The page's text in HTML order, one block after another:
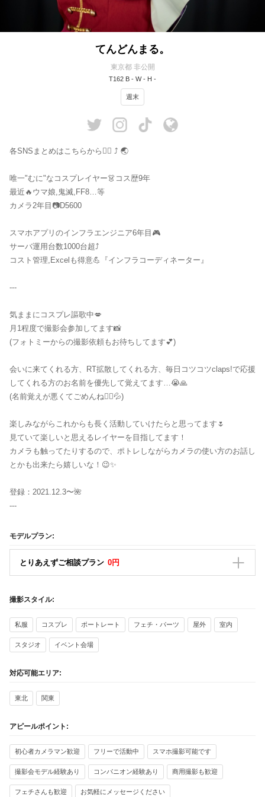
てんどんまる。
東京都 非公開
T162 B - W - H -
週末
各SNSまとめはこちらから💁‍♀️ ⤴︎ 🌏
唯一"むに"なコスプレイヤー👗コス歴9年
最近🔥ウマ娘,鬼滅,FF8…等
カメラ2年目📷D5600
スマホアプリのインフラエンジニア6年目🎮
サーバ運用台数1000台超⤴︎
コスト管理,Excelも得意💪『インフラコーディネーター』
---
気ままにコスプレ謳歌中💋
月1程度で撮影会参加してます📸
(フォトミーからの撮影依頼もお待ちしてます💕)
会いに来てくれる方、RT拡散してくれる方、毎日コツコツclaps!で応援
してくれる方のお名前を優先して覚えてます…😭🙏
(名前覚えが悪くてごめんね🙇‍♀️💦)
楽しみながらこれからも長く活動していけたらと思ってます🌷
見ていて楽しいと思えるレイヤーを目指してます！
カメラも触ってたりするので、ポトレしながらカメラの使い方のお話し
とかも出来たら嬉しいな！😉✨
登録：2021.12.3〜🌺
---
モデルプラン:
とりあえずご相談プラン 0円
撮影スタイル:
私服 コスプレ ポートレート フェチ・パーツ 屋外 室内
スタジオ イベント会場
対応可能エリア:
東北 関東
アピールポイント:
初心者カメラマン歓迎 フリーで活動中 スマホ撮影可能です
撮影会モデル経験あり コンパニオン経験あり 商用撮影も歓迎
フェチさんも歓迎 お気軽にメッセージください